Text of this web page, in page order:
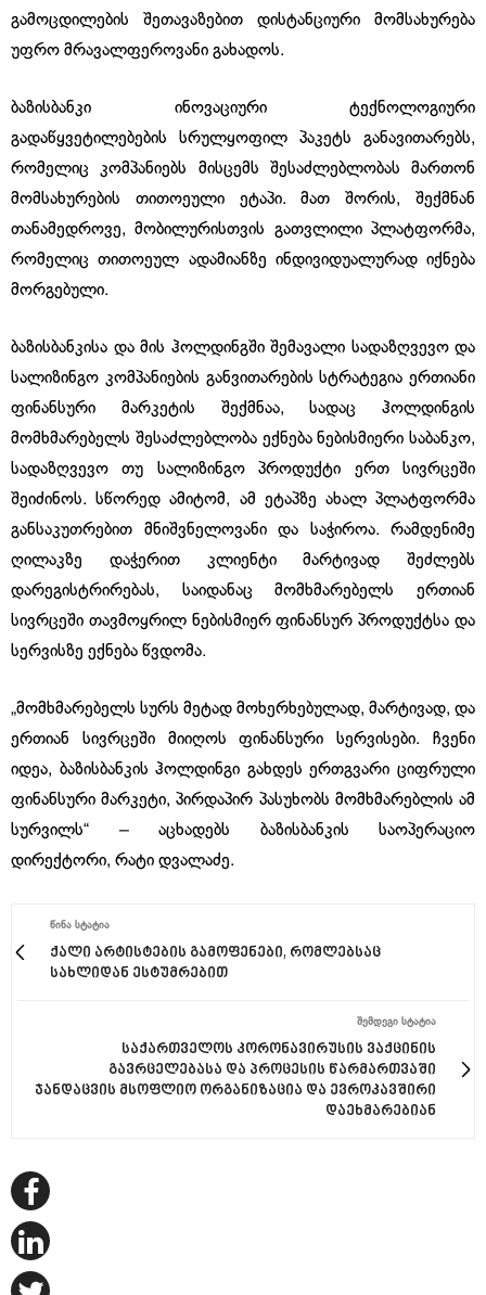
გამოცდილების შეთავაზებით დისტანციური მომსახურება
უფრო მრავალფეროვანი გახადოს.
ბაზისბანკი ინოვაციური ტექნოლოგიური
გადაწყვეტილებების სრულყოფილ პაკეტს განავითარებს,
რომელიც კომპანიებს მისცემს შესაძლებლობას მართონ
მომსახურების თითოეული ეტაპი. მათ შორის, შექმნან
თანამედროვე, მობილურისთვის გათვლილი პლატფორმა,
რომელიც თითოეულ ადამიანზე ინდივიდუალურად იქნება
მორგებული.
ბაზისბანკისა და მის ჰოლდინგში შემავალი სადაზღვევო და
სალიზინგო კომპანიების განვითარების სტრატეგია ერთიანი
ფინანსური მარკეტის შექმნაა, სადაც ჰოლდინგის
მომხმარებელს შესაძლებლობა ექნება ნებისმიერი საბანკო,
სადაზღვევო თუ სალიზინგო პროდუქტი ერთ სივრცეში
შეიძინოს. სწორედ ამიტომ, ამ ეტაპზე ახალ პლატფორმა
განსაკუთრებით მნიშვნელოვანი და საჭიროა. რამდენიმე
ღილაკზე დაჭერით კლიენტი მარტივად შეძლებს
დარეგისტრირებას, საიდანაც მომხმარებელს ერთიან
სივრცეში თავმოყრილ ნებისმიერ ფინანსურ პროდუქტსა და
სერვისზე ექნება წვდომა.
„მომხმარებელს სურს მეტად მოხერხებულად, მარტივად, და
ერთიან სივრცეში მიიღოს ფინანსური სერვისები. ჩვენი
იდეა, ბაზისბანკის ჰოლდინგი გახდეს ერთგვარი ციფრული
ფინანსური მარკეტი, პირდაპირ პასუხობს მომხმარებლის ამ
სურვილს“ – აცხადებს ბაზისბანკის საოპერაციო
დირექტორი, რატი დვალაძე.
ᲬᲘᲜᲐ ᲡᲢᲐᲢᲘᲐ
ქალი არტისტების გამოფენები, რომლებსაც
სახლიდან ესტუმრებით
ᲨᲔᲛᲓᲔᲒᲘ ᲡᲢᲐᲢᲘᲐ
საქართველოს კორონავირუსის ვაქცინის
გავრცელებასა და პროცესის წარმართვაში
ჯანდაცვის მსოფლიო ორგანიზაცია და ევროკავშირი
დაეხმარებიან